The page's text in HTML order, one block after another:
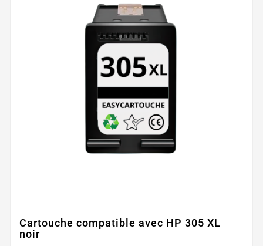
Cartouche compatible avec HP 305 XL
noir